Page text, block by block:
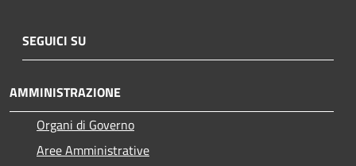
SEGUICI SU
AMMINISTRAZIONE
Organi di Governo
Aree Amministrative